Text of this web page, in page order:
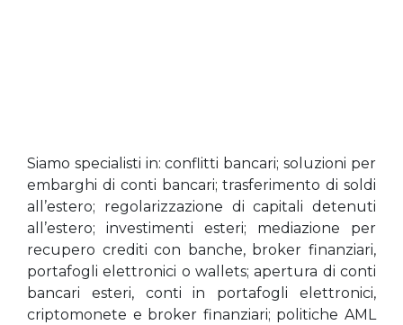
Siamo specialisti in: conflitti bancari; soluzioni per
embarghi di conti bancari; trasferimento di soldi
all’estero; regolarizzazione di capitali detenuti
all’estero; investimenti esteri; mediazione per
recupero crediti con banche, broker finanziari,
portafogli elettronici o wallets; apertura di conti
bancari esteri, conti in portafogli elettronici,
criptomonete e broker finanziari; politiche AML